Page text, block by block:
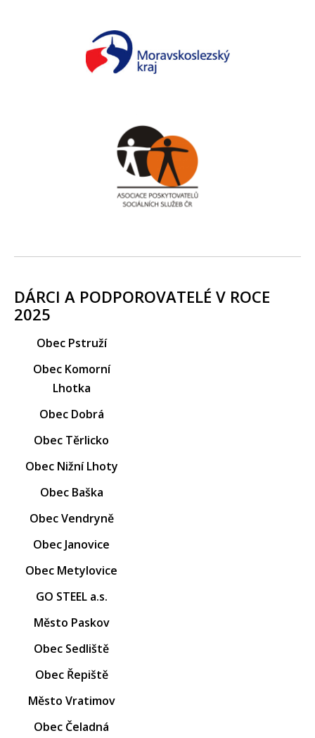
DÁRCI A PODPOROVATELÉ V ROCE
2025
Obec Pstruží
Obec Komorní
Lhotka
Obec Dobrá
Obec Těrlicko
Obec Nižní Lhoty
Obec Baška
Obec Vendryně
Obec Janovice
Obec Metylovice
GO STEEL a.s.
Město Paskov
Obec Sedliště
Obec Řepiště
Město Vratimov
Obec Čeladná